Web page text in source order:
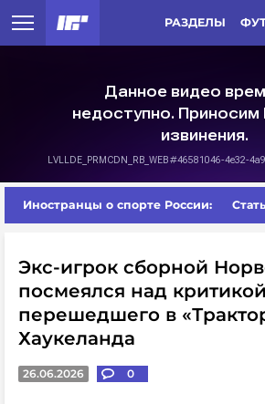
РАЗДЕЛЫ
Иностранцы о спорте России:
Экс-игрок сборной
посмеялся над
перешедшего в
Хаукеланда
26.06.2026 0